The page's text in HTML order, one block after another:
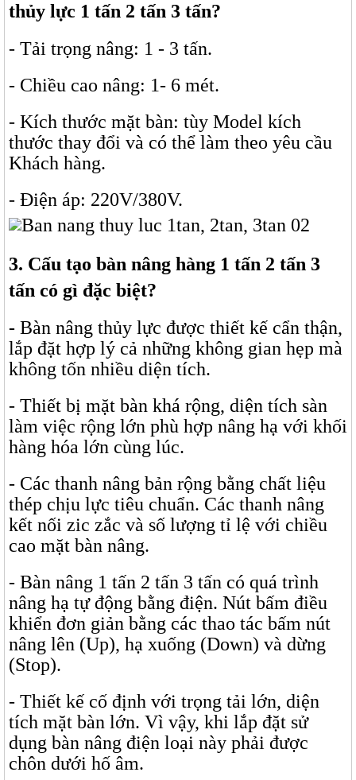
thủy lực 1 tấn 2 tấn 3 tấn?
- Tải trọng nâng: 1 - 3 tấn.
- Chiều cao nâng: 1- 6 mét.
- Kích thước mặt bàn: tùy Model kích
thước thay đổi và có thể làm theo yêu cầu
Khách hàng.
- Điện áp: 220V/380V.
3. Cấu tạo bàn nâng hàng 1 tấn 2 tấn 3
tấn có gì đặc biệt?
- Bàn nâng thủy lực được thiết kế cẩn thận,
lắp đặt hợp lý cả những không gian hẹp mà
không tốn nhiều diện tích.
- Thiết bị mặt bàn khá rộng, diện tích sàn
làm việc rộng lớn phù hợp nâng hạ với khối
hàng hóa lớn cùng lúc.
- Các thanh nâng bản rộng bằng chất liệu
thép chịu lực tiêu chuẩn. Các thanh nâng
kết nối zic zắc và số lượng tỉ lệ với chiều
cao mặt bàn nâng.
- Bàn nâng 1 tấn 2 tấn 3 tấn có quá trình
nâng hạ tự động bằng điện. Nút bấm điều
khiển đơn giản bằng các thao tác bấm nút
nâng lên (Up), hạ xuống (Down) và dừng
(Stop).
- Thiết kế cố định với trọng tải lớn, diện
tích mặt bàn lớn. Vì vậy, khi lắp đặt sử
dụng bàn nâng điện loại này phải được
chôn dưới hố âm.